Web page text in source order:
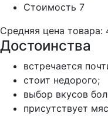
Стоимость 7
Средняя цена товара:
Достоинства
встречается
стоит недорого;
выбор вкусов
присутствует